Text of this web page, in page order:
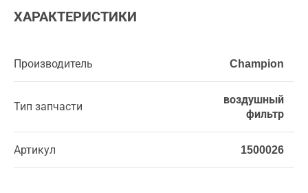
ХАРАКТЕРИСТИКИ
Производитель Champion
Тип запчасти
воздушный
фильтр
Артикул 1500026